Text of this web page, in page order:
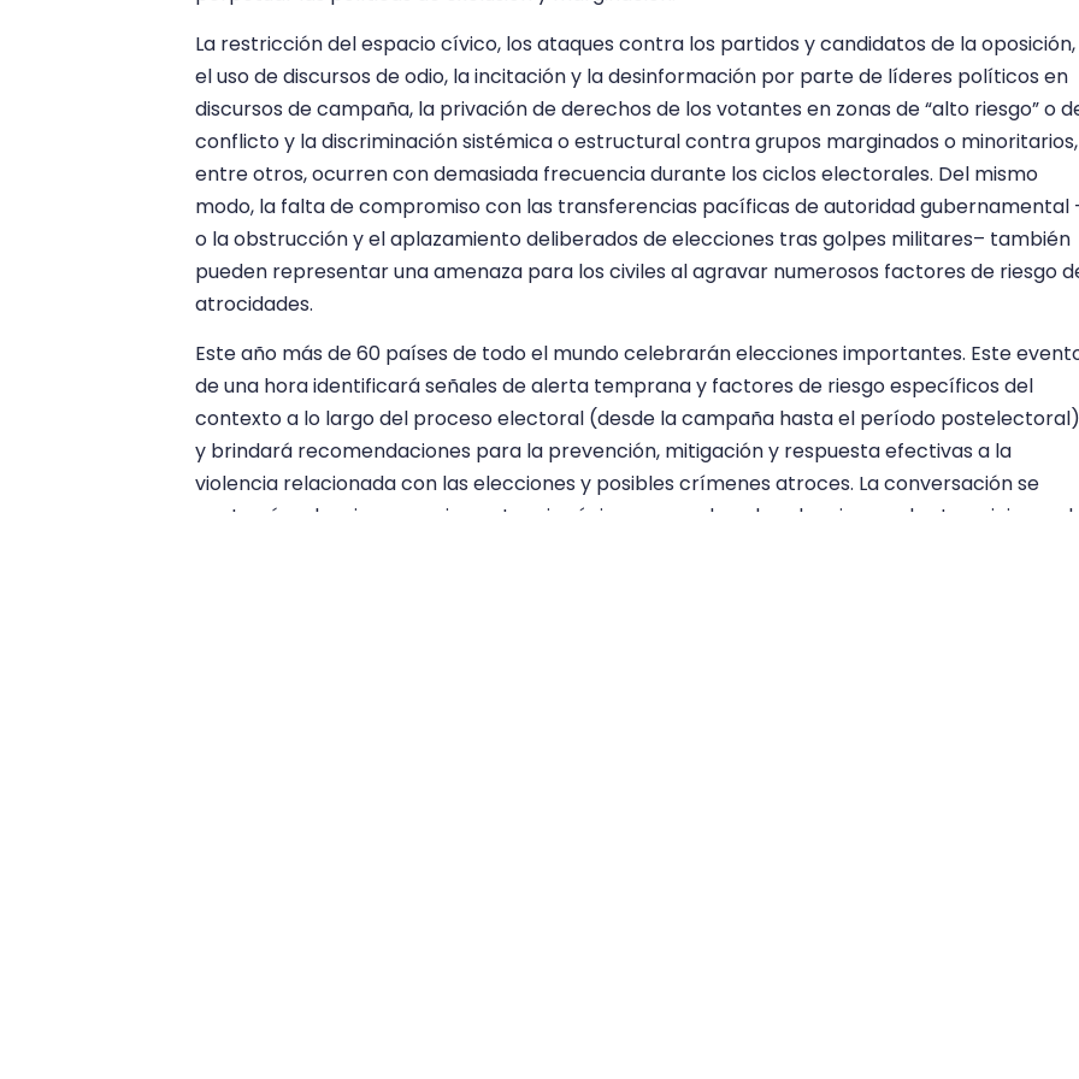
La restricción del espacio cívico, los ataques contra los partidos y candidatos de la oposición,
el uso de discursos de odio, la incitación y la desinformación por parte de líderes políticos en
discursos de campaña, la privación de derechos de los votantes en zonas de “alto riesgo” o
conflicto y la discriminación sistémica o estructural contra grupos marginados o minoritarios,
entre otros, ocurren con demasiada frecuencia durante los ciclos electorales. Del mismo
modo, la falta de compromiso con las transferencias pacíficas de autoridad gubernamental
o la obstrucción y el aplazamiento deliberados de elecciones tras golpes militares– también
pueden representar una amenaza para los civiles al agravar numerosos factores de riesgo
atrocidades.
Este año más de 60 países de todo el mundo celebrarán elecciones importantes. Este
de una hora identificará señales de alerta temprana y factores de riesgo específicos del
contexto a lo largo del proceso electoral (desde la campaña hasta el período postelectoral)
y brindará recomendaciones para la prevención, mitigación y respuesta efectivas a la
violencia relacionada con las elecciones y posibles crímenes atroces. La conversación se
centrará en los riesgos y circunstancias únicos que rodean las elecciones y las transiciones de